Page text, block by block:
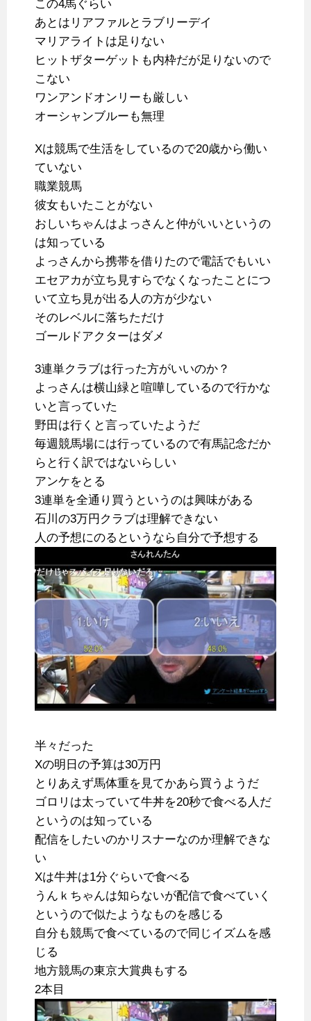
この4馬ぐらい
あとはリアファルとラブリーデイ
マリアライトは足りない
ヒットザターゲットも内枠だが足りないので
こない
ワンアンドオンリーも厳しい
オーシャンブルーも無理
Xは競馬で生活をしているので20歳から働い
ていない
職業競馬
彼女もいたことがない
おしいちゃんはよっさんと仲がいいというの
は知っている
よっさんから携帯を借りたので電話でもいい
エセアカが立ち見すらでなくなったことにつ
いて立ち見が出る人の方が少ない
そのレベルに落ちただけ
ゴールドアクターはダメ
3連単クラブは行った方がいいのか？
よっさんは横山緑と喧嘩しているので行かな
いと言っていた
野田は行くと言っていたようだ
毎週競馬場には行っているので有馬記念だか
らと行く訳ではないらしい
アンケをとる
3連単を全通り買うというのは興味がある
石川の3万円クラブは理解できない
人の予想にのるというなら自分で予想する
半々だった
Xの明日の予算は30万円
とりあえず馬体重を見てかあら買うようだ
ゴロリは太っていて牛丼を20秒で食べる人だ
というのは知っている
配信をしたいのかリスナーなのか理解できな
い
Xは牛丼は1分ぐらいで食べる
うんｋちゃんは知らないが配信で食べていく
というので似たようなものを感じる
自分も競馬で食べているので同じイズムを感
じる
地方競馬の東京大賞典もする
2本目